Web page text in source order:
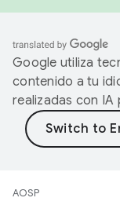
Google utiliza
contenido a tu
realizadas con
AOSP